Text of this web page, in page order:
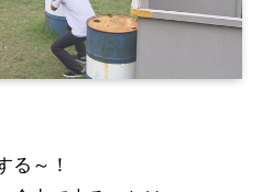
る～！